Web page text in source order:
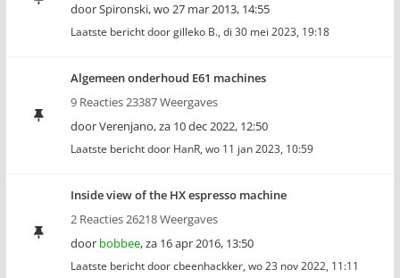
doorSpironski,wo 27 mar 2013, 14:55
Laatste bericht doorgilleko B., di 30 mei 2023, 19:18
Algemeen onderhoud E61 machines
9 Reacties 23387 Weergaves
doorVerenjano,za 10 dec 2022, 12:50
Laatste bericht door HanR, wo 11 jan 2023, 10:59
Inside view of the HX espresso machine
2 Reacties 26218 Weergaves
door bobbee,za 16 apr 2016, 13:50
Laatste bericht doorcbeenhackker, wo 23 nov 2022, 11:11